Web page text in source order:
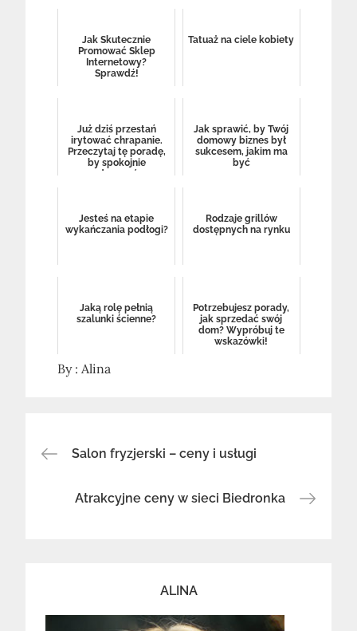
Jak Skutecznie
Promować Sklep
Internetowy?
Sprawdź!
Tatuaż na ciele kobiety
Już dziś przestań
irytować chrapanie.
Przeczytaj tę poradę,
by spokojnie
odpocząć.
Jak sprawić, by Twój
domowy biznes był
sukcesem, jakim ma
być
Jesteś na etapie
wykańczania podłogi?
Rodzaje grillów
dostępnych na rynku
Jaką rolę pełnią
szalunki ścienne?
Potrzebujesz porady,
jak sprzedać swój
dom? Wypróbuj te
wskazówki!
By : Alina
Nawigacja
wpisu
Salon fryzjerski – ceny i usługi
Atrakcyjne ceny w sieci Biedronka
ALINA